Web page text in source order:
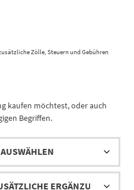
Zölle, Steuern und Gebühren
kaufen möchtest, oder auch
Begriffen.